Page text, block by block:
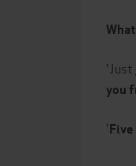
'Just
you
'